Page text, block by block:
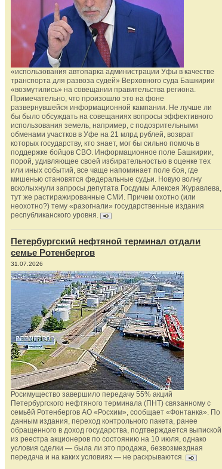
«использования автопарка администрации Уфы в качестве
транспорта для развоза судей» Верховного суда Башкирии
«возмутились» на совещании правительства региона.
Примечательно, что произошло это на фоне
развернувшейся информационной кампании. Не лучше ли
бы было обсуждать на совещаниях вопросы эффективного
использования земель, например, с подозрительными
обменами участков в Уфе на 21 млрд рублей, возврат
которых государству, кто знает, мог бы сильно помочь в
поддержке бойцов СВО. Информационное поле Башкирии,
порой, удивляющее своей избирательностью в оценке тех
или иных событий, все чаще напоминает поле боя, где
мишенью становятся федеральные судьи. Новую волну
всколыхнули запросы депутата Госдумы Алексея Журавлева,
тут же растиражированные СМИ. Причем охотно (или
неохотно?) тему «разогнали» государственные издания
республиканского уровня.
Петербургский нефтяной терминал отдали
семье Ротенбергов
31.07.2026
Росимущество завершило передачу 55% акций
Петербургского нефтяного терминала (ПНТ) связанному с
семьёй Ротенбергов АО «Росхим», сообщает «Фонтанка». По
данным издания, переход контрольного пакета, ранее
обращенного в доход государства, подтверждается выпиской
из реестра акционеров по состоянию на 10 июля, однако
условия сделки — была ли это продажа, безвозмездная
передача и на каких условиях — не раскрываются.